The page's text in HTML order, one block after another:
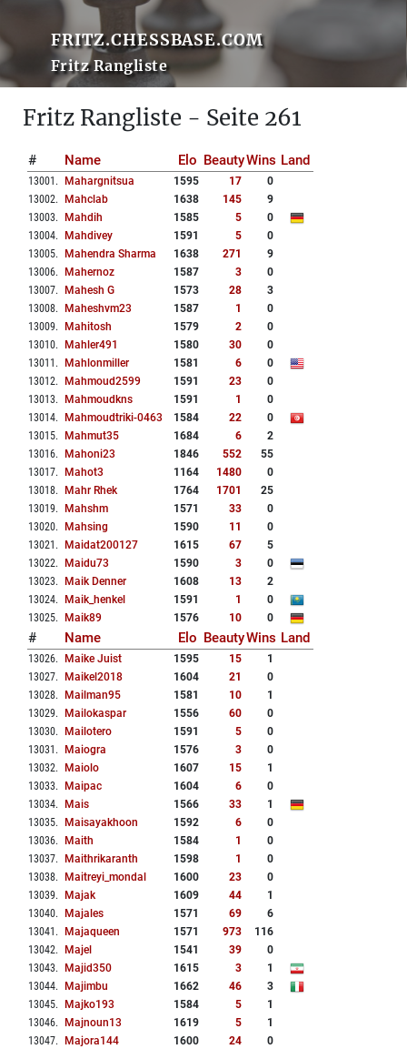
FRITZ.CHESSBASE.COM
Fritz Rangliste
Fritz Rangliste - Seite 261
# Name Elo BeautyWins Land
13001 . Mahargnitsua 1595 17
0
13002. Mahclab 1638 145
9
13003. Mahdih 1585 5
0
13004. Mahdivey 1591 5
0
13005. Mahendra Sharma 1638 271
9
13006. Mahernoz 1587 3
0
13007. Mahesh G 1573 28
3
13008. Maheshvm23 1587 1
0
13009. Mahitosh 1579 2
0
13010. Mahler491 1580 30
0
13011 . Mahlonmiller 1581 6
0
13012. Mahmoud2599 1591 23
0
13013. Mahmoudkns 1591 1
0
13014. Mahmoudtriki-0463 1584 22
0
13015. Mahmut35 1684 6
2
13016. Mahoni23 1846 552
55
13017. Mahot3 1164 1480
0
13018. Mahr Rhek 1764 1701
25
13019. Mahshm 1571 33
0
13020. Mahsing 1590 11
0
13021 . Maidat200127 1615 67
5
13022. Maidu73 1590 3
0
13023. Maik Denner 1608 13
2
13024. Maik_henkel 1591 1
0
13025. Maik89 1576 10 0
# Name Elo BeautyWins Land
13026. Maike Juist 1595 15
1
13027. Maikel2018 1604 21
0
13028. Mailman95 1581 10
1
13029. Mailokaspar 1556 60
0
13030. Mailotero 1591 5
0
13031 . Maiogra 1576 3
0
13032. Maiolo 1607 15
1
13033. Maipac 1604 6
0
13034. Mais 1566 33
1
13035. Maisayakhoon 1592 6
0
13036. Maith 1584 1
0
13037. Maithrikaranth 1598 1
0
13038. Maitreyi_mondal 1600 23
0
13039. Majak 1609 44
1
13040. Majales 1571 69
6
13041 . Majaqueen 1571 973
116
13042. Majel 1541 39
0
13043. Majid350 1615 3
1
13044. Majimbu 1662 46
3
13045. Majko193 1584 5
1
13046. Majnoun13 1619 5
1
13047. Majora144 1600 24
0